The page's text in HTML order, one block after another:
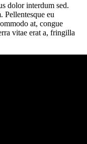
dolor interdum sed.
Pellentesque eu
at, congue
vitae erat a, fringilla